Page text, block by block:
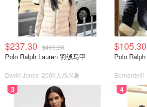
$237.30 $419.00
Polo Ralph Lauren 羽绒马甲
David Jones 2009人感兴趣
$105.30
Bernardelli
3 4